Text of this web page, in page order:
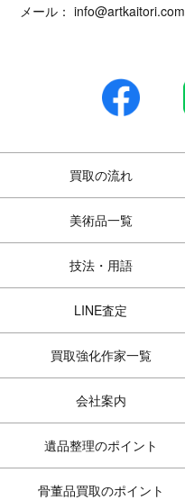
メール： info@artkaitori.com
買取の流れ
美術品一覧
技法・用語
LINE査定
買取強化作家一覧
会社案内
遺品整理のポイント
骨董品買取のポイント